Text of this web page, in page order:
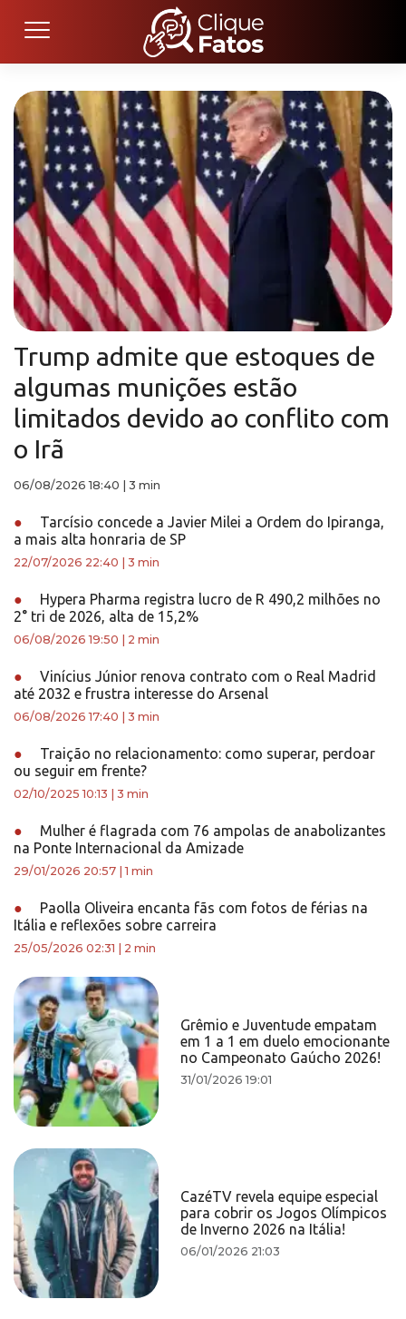
Trump admite que estoques de
algumas munições estão
limitados devido ao conflito com
o Irã
06/08/2026 18:40 3 min
●
Tarcísio concede a Javier Milei a Ordem do Ipiranga,
a mais alta honraria de SP
22/07/2026 22:40 3 min
●
Hypera Pharma registra lucro de R 490,2 milhões no
2° tri de 2026, alta de 15,2%
06/08/2026 19:50 2 min
●
Vinícius Júnior renova contrato com o Real Madrid
até 2032 e frustra interesse do Arsenal
06/08/2026 17:40 3 min
●
Traição no relacionamento: como superar, perdoar
ou seguir em frente?
02/10/2025 10:13 3 min
●
Mulher é flagrada com 76 ampolas de anabolizantes
na Ponte Internacional da Amizade
29/01/2026 20:57 |1 min
●
Paolla Oliveira encanta fãs com fotos de férias na
Itália e reflexões sobre carreira
25/05/2026 02:31 2 min
Grêmio e Juventude empatam
em 1 a 1 em duelo emocionante
no Campeonato Gaúcho 2026!
31/01/2026 19:01
CazéTV revela equipe especial
para cobrir os Jogos Olímpicos
de Inverno 2026 na Itália!
06/01/2026 21:03